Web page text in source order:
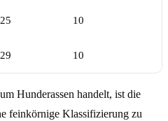
10
10
Hunderassen handelt, ist die
feinkörnige Klassifizierung zu